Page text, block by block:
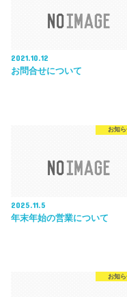
2021.10.12
お問合せについて
お知
2025.11.5
年末年始の営業について
お知